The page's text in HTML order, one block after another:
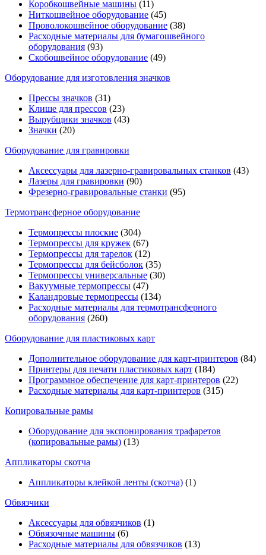
Коробкошвейные машины (11)
Ниткошвейное оборудование (45)
Проволокошвейное оборудование (38)
Расходные материалы для бумагошвейного
оборудования (93)
Скобошвейное оборудование (49)
Оборудование для изготовления значков
Прессы значков (31)
Клише для прессов (23)
Вырубщики значков (43)
Значки (20)
Оборудование для гравировки
Аксессуары для лазерно-гравировальных станков (43)
Лазеры для гравировки (90)
Фрезерно-гравировальные станки (95)
Термотрансферное оборудование
Термопрессы плоские (304)
Термопрессы для кружек (67)
Термопрессы для тарелок (12)
Термопрессы для бейсболок (35)
Термопрессы универсальные (30)
Вакуумные термопрессы (47)
Каландровые термопрессы (134)
Расходные материалы для термотрансферного
оборудования (260)
Оборудование для пластиковых карт
Дополнительное оборудование для карт-принтеров (84)
Принтеры для печати пластиковых карт (184)
Программное обеспечение для карт-принтеров (22)
Расходные материалы для карт-принтеров (315)
Копировальные рамы
Оборудование для экспонирования трафаретов
(копировальные рамы) (13)
Аппликаторы скотча
Аппликаторы клейкой ленты (скотча) (1)
Обвязчики
Аксессуары для обвязчиков (1)
Обвязочные машины (6)
Расходные материалы для обвязчиков (13)